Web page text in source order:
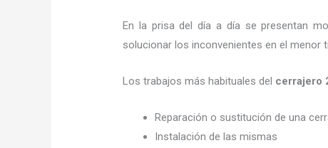
En la prisa del día a día se presentan
solucionar los inconvenientes en el menor
Los trabajos más habituales del cerrajero
Reparación o sustitución de una
Instalación de las mismas